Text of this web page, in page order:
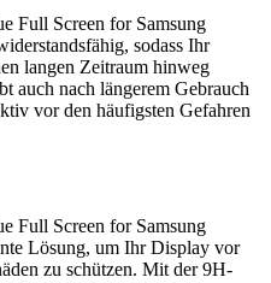
Full Screen for Samsung
sodass Ihr
langen Zeitraum hinweg
auch nach längerem Gebrauch
vor den häufigsten Gefahren
Full Screen for Samsung
Lösung, um Ihr Display vor
zu schützen. Mit der 9H-